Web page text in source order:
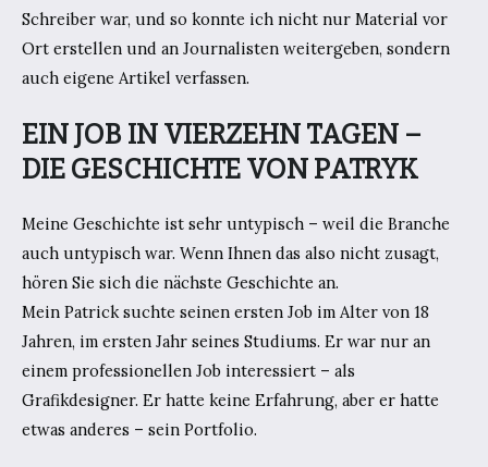
Schreiber war, und so konnte ich nicht nur Material vor
Ort erstellen und an Journalisten weitergeben, sondern
auch eigene Artikel verfassen.
EIN JOB IN VIERZEHN TAGEN –
DIE GESCHICHTE VON PATRYK
Meine Geschichte ist sehr untypisch – weil die Branche
auch untypisch war. Wenn Ihnen das also nicht zusagt,
hören Sie sich die nächste Geschichte an.
Mein Patrick suchte seinen ersten Job im Alter von 18
Jahren, im ersten Jahr seines Studiums. Er war nur an
einem professionellen Job interessiert – als
Grafikdesigner. Er hatte keine Erfahrung, aber er hatte
etwas anderes – sein Portfolio.